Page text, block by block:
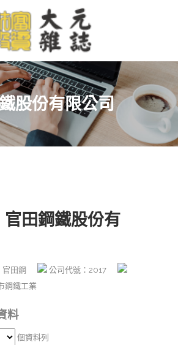
股份有限公司
官田鋼鐵股份有
官田鋼
公司代號：2017
鋼鐵工業
料
個資料列